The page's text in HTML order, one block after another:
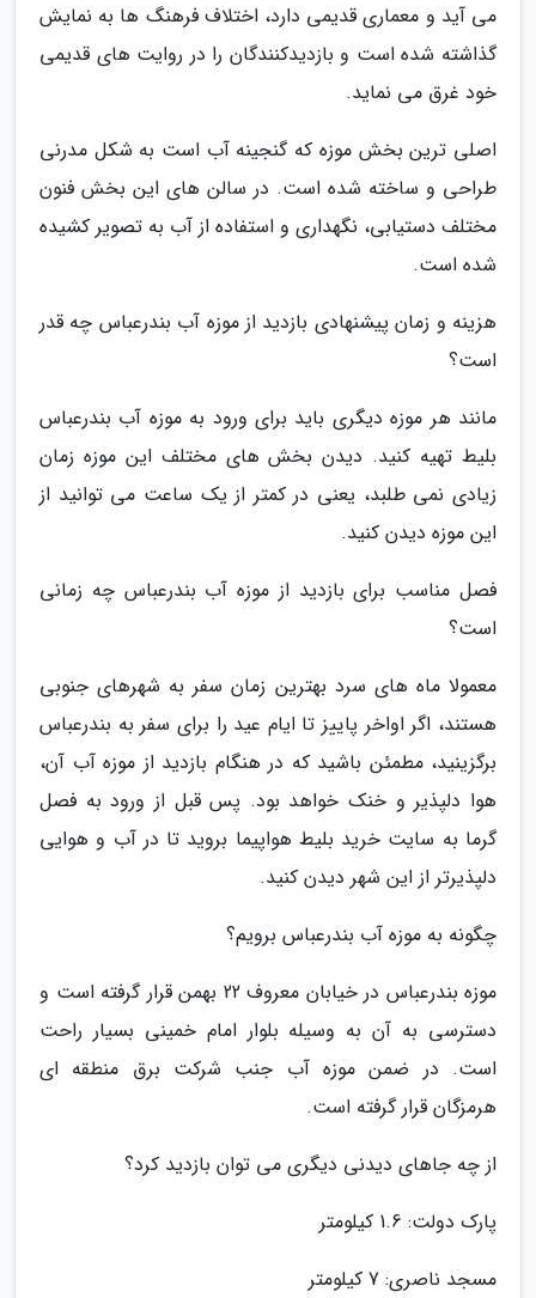
می آید و معماری قدیمی دارد، اختلاف فرهنگ ها به نمایش
گذاشته شده است و بازدیدکنندگان را در روایت های قدیمی
خود غرق می نماید.
اصلی ترین بخش موزه که گنجینه آب است به شکل مدرنی
طراحی و ساخته شده است. در سالن های این بخش فنون
مختلف دستیابی، نگهداری و استفاده از آب به تصویر کشیده
شده است.
هزینه و زمان پیشنهادی بازدید از موزه آب بندرعباس چه قدر
است؟
مانند هر موزه دیگری باید برای ورود به موزه آب بندرعباس
بلیط تهیه کنید. دیدن بخش های مختلف این موزه زمان
زیادی نمی طلبد، یعنی در کمتر از یک ساعت می توانید از
این موزه دیدن کنید.
فصل مناسب برای بازدید از موزه آب بندرعباس چه زمانی
است؟
معمولا ماه های سرد بهترین زمان سفر به شهرهای جنوبی
هستند، اگر اواخر پاییز تا ایام عید را برای سفر به بندرعباس
برگزینید، مطمئن باشید که در هنگام بازدید از موزه آب آن،
هوا دلپذیر و خنک خواهد بود. پس قبل از ورود به فصل
گرما به سایت خرید بلیط هواپیما بروید تا در آب و هوایی
دلپذیرتر از این شهر دیدن کنید.
چگونه به موزه آب بندرعباس برویم؟
موزه بندرعباس در خیابان معروف 22 بهمن قرار گرفته است و
دسترسی به آن به وسیله بلوار امام خمینی بسیار راحت
است. در ضمن موزه آب جنب شرکت برق منطقه ای
هرمزگان قرار گرفته است.
از چه جاهای دیدنی دیگری می توان بازدید کرد؟
پارک دولت: 1.6 کیلومتر
مسجد ناصری: 7 کیلومتر